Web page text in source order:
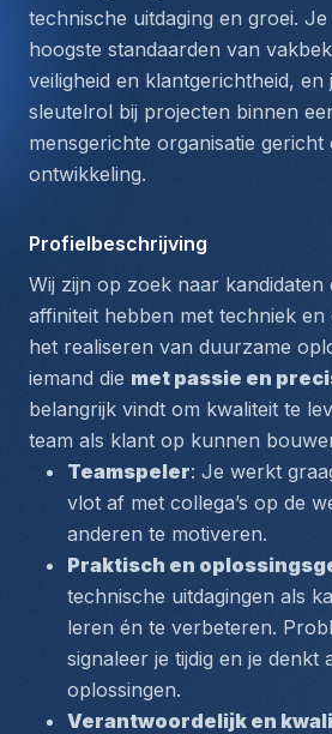
technische uitdaging en groei.
hoogste standaarden van
veiligheid en klantgerichtheid, en
sleutelrol bij projecten binnen
mensgerichte organisatie
ontwikkeling.
Profielbeschrijving
Wij zijn op zoek naar kandidaten
affiniteit hebben met techniek en
het realiseren van duurzame
iemand die met passie en
belangrijk vindt om kwaliteit te
team als klant op kunnen
Teamspeler: Je werkt
vlot af met collega’s op de
anderen te motiveren.
Praktisch en
technische uitdagingen als
leren én te verbeteren.
signaleer je tijdig en je denkt
oplossingen.
Verantwoordelijk en